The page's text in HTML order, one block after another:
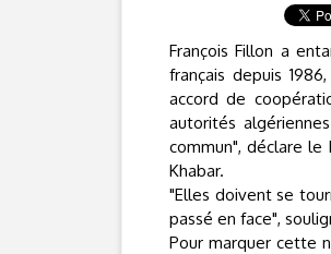
François Fillon a
français depuis
accord de
autorités
commun", déclare
Khabar.
"Elles doivent se
passé en face",
Pour marquer cette